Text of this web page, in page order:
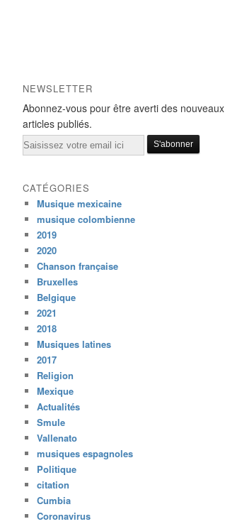
NEWSLETTER
Abonnez-vous pour être averti des nouveaux
articles publiés.
Email
CATÉGORIES
Musique mexicaine
musique colombienne
2019
2020
Chanson française
Bruxelles
Belgique
2021
2018
Musiques latines
2017
Religion
Mexique
Actualités
Smule
Vallenato
musiques espagnoles
Politique
citation
Cumbia
Coronavirus